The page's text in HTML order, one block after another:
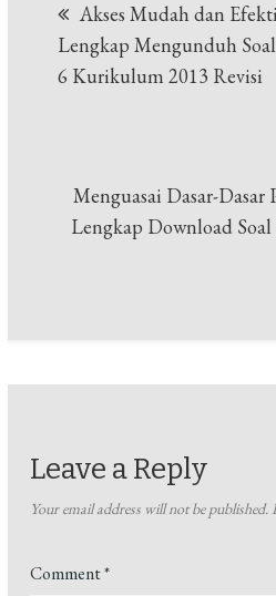
navigation
Akses Mudah dan
Lengkap Mengunduh
6 Kurikulum 2013 Revisi
Menguasai Dasar-Dasar
Lengkap Download
Leave a Reply
Your email address will not be published.
Comment*